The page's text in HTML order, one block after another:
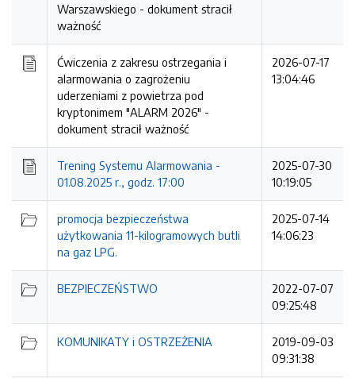
Warszawskiego - dokument stracił
ważność
Ćwiczenia z zakresu ostrzegania i
alarmowania o zagrożeniu
uderzeniami z powietrza pod
kryptonimem "ALARM 2026" -
dokument stracił ważność
2026-07-17
13:04:46
Trening Systemu Alarmowania -
01.08.2025 r., godz. 17:00
2025-07-30
10:19:05
promocja bezpieczeństwa
użytkowania 11-kilogramowych butli
na gaz LPG.
2025-07-14
14:06:23
BEZPIECZEŃSTWO
2022-07-07
09:25:48
KOMUNIKATY i OSTRZEŻENIA
2019-09-03
09:31:38